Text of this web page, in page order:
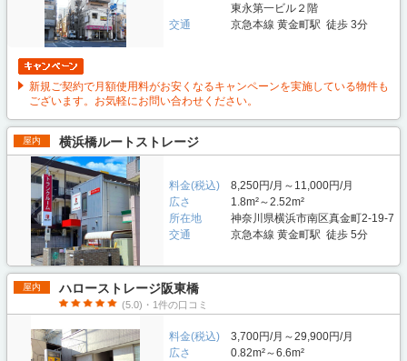
東永第一ビル２階
交通
京急本線 黄金町駅 徒歩 3分
新規ご契約で月額使用料がお安くなるキャンペーンを実施している物件も
ございます。お気軽にお問い合わせください。
屋内 横浜橋ルートストレージ
料金(税込)
8,250円/月～11,000円/月
広さ
1.8m²～2.52m²
所在地
神奈川県横浜市南区真金町2-19-7
交通
京急本線 黄金町駅 徒歩 5分
屋内 ハローストレージ阪東橋
(5.0)・1件の口コミ
料金(税込)
3,700円/月～29,900円/月
広さ
0.82m²～6.6m²